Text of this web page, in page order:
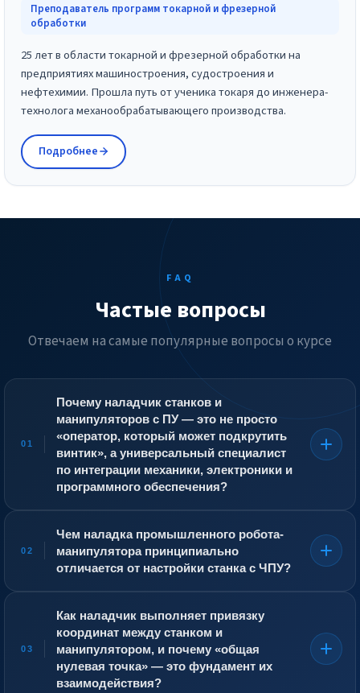
Преподаватель программ токарной и фрезерной
обработки
25 лет в области токарной и фрезерной обработки на
предприятиях машиностроения, судостроения и
нефтехимии. Прошла путь от ученика токаря до инженера-
технолога механообрабатывающего производства.
Подробнее
FAQ
Частые вопросы
Отвечаем на самые популярные вопросы о курсе
01
Почему наладчик станков и
манипуляторов с ПУ — это не просто
«оператор, который может подкрутить
винтик», а универсальный специалист
по интеграции механики, электроники и
программного обеспечения?
робот работают в единой связке. Наладчик
настраивает не отдельный агрегат, а ячейку или
линию, где манипулятор подаёт заготовку в станок, а
после обработки снимает готовую деталь и
понимать механику обоих устройств, их системы
управления и интерфейсы взаимодействия. Если
станок и робот «не видят» друг друга из-за сбоя
протокола обмена данными или если точка захвата
детали сместилась на миллиметр после замены схвата,
вся автоматическая линия встанет. Его главная
02
Чем наладка промышленного робота-
манипулятора принципиально
отличается от настройки станка с ЧПУ?
рабочая зона задана осями X, Y, Z, а инструмент
движется по строго определённой траектории. Робот-
манипулятор имеет шесть и более степеней свободы, и
его «рука» может достичь одной и той же точки
множеством способов. При настройке манипулятора
03
Как наладчик выполняет привязку
координат между станком и
манипулятором, и почему «общая
нулевая точка» — это фундамент их
взаимодействия?